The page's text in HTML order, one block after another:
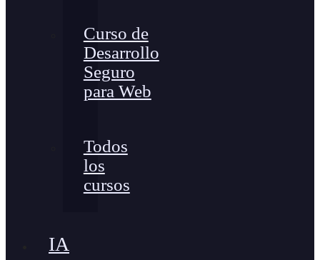
Curso de
Desarrollo
Seguro
para Web
Todos
los
cursos
IA